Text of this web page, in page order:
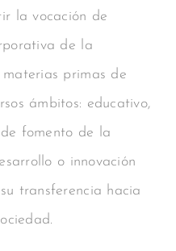
la vocación de
de la
primas de
ámbitos: educativo,
fomento de la
o innovación
transferencia hacia